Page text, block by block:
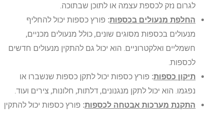
לגרום נזק לכספת עצמה או לתוכן שבתוכה.
החלפת מנעולים בכספות:פורץ כספות יכול להחליף
מנעולים בכספות מסוגים שונים, כולל מנעולים מכניים,
חשמליים ואלקטרוניים. הוא יכול גם להתקין מנעולים חדשים
לכספות.
תיקון כספות:פורץ כספות יכול לתקן כספות שנשברו או
נפגמו. הוא יכול לתקן מנגנונים, דלתות, חלונות, צירים ועוד.
התקנת מערכות אבטחה לכספות:פורץ כספות יכול להתקין